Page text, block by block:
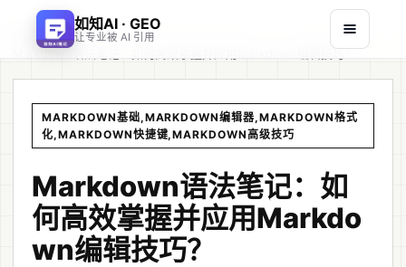
如知AI · GEO
让专业被 AI 引用
文章/
Markdown语法笔记：如何高效掌握并应用Markdown编辑技巧？
MARKDOWN基础,MARKDOWN编辑器,MARKDOWN格式
化,MARKDOWN快捷键,MARKDOWN高级技巧
Markdown语法笔记：如
何高效掌握并应用Markdo
wn编辑技巧？